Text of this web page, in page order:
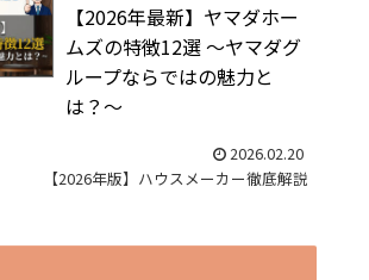
【2026年最新】ヤマダホー
ムズの特徴12選 ～ヤマダグ
ループならではの魅力と
は？～
2026.02.20
【2026年版】ハウスメーカー徹底解説